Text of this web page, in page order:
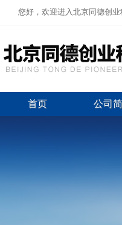
您好，欢迎进入北京同德创业
首页 公司